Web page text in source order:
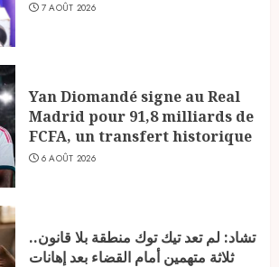
7 AOÛT 2026
Yan Diomandé signe au Real
Madrid pour 91,8 milliards de
FCFA, un transfert historique
6 AOÛT 2026
تشاد: لم تعد تيك توك منطقة بلا قانون..
ثلاثة متهمين أمام القضاء بعد إهانات